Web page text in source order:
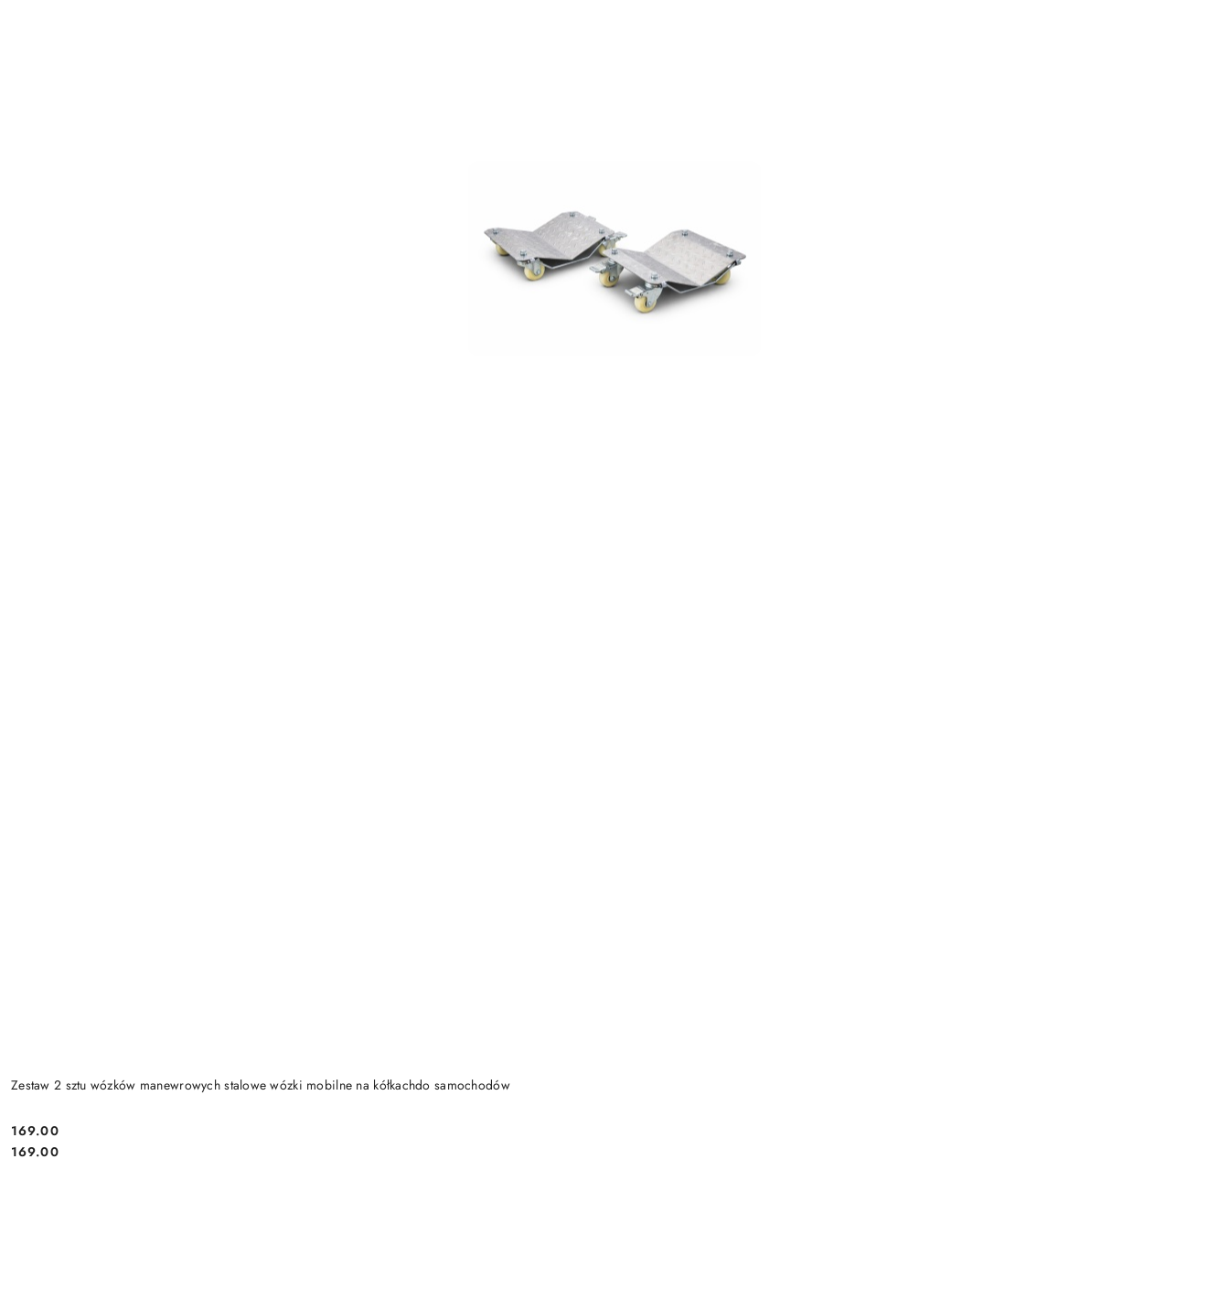
Zestaw 2 sztu wózków manewrowych stalowe wózki mobilne na kółkachdo samochodów
Cena:
169.00
Cena:
169.00